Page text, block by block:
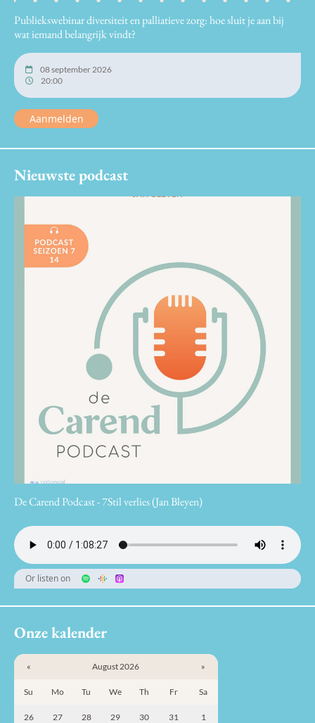
Publiekswebinar diversiteit en palliatieve zorg: hoe sluit je aan bij
wat iemand belangrijk vindt?
08 september 2026
20:00
Aanmelden
Nieuwste podcast
De Carend Podcast - 7Stil verlies (Jan Bleyen)
Or listen on
Onze kalender
« August 2026 »
Su Mo Tu We Th Fr Sa
26 27 28 29 30 31 1